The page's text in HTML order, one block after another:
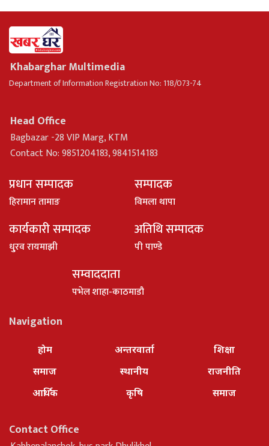
Khabarghar Multimedia
Department of Information Registration No: 118/073-74
Head Office
Bagbazar -28 VIP Marg, KTM
Contact No: 9851204183, 9841514183
प्रधान सम्पादक
हिरामान तामाङ
सम्पादक
विमला थापा
कार्यकारी सम्पादक
धु्रव रायमाझी
अतिथि सम्पादक
पी पाण्डे
सम्वाददाता
पभेल शाहा-काठमाडौ
Navigation
होम
समाज
आर्थिक
अन्तरवार्ता
स्थानीय
कृषि
शिक्षा
राजनीति
समाज
Contact Office